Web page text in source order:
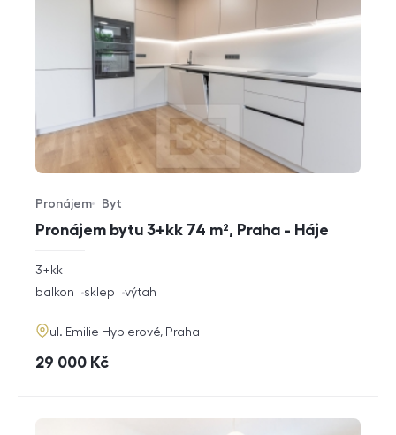
Pronájem bytu 3+kk 74 m², Praha - Háje
Typ nabídky
Pronájem
Typ nemovitosti
Byt
rozměry
3+kk
funkce
balkon sklep výtah
adresa
ul. Emilie Hyblerové, Praha
cena
29 000 Kč